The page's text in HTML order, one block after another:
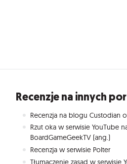
Recenzje na innych
Recenzja na blogu Custodian
Rzut oka w serwisie YouTube
BoardGameGeekTV (ang.)
Recenzja w serwisie Polter
Tłumaczenie zasad w serwisie